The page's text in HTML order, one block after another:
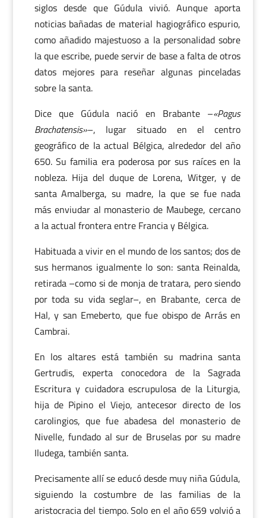
siglos desde que Gúdula vivió. Aunque aporta
noticias bañadas de material hagiográfico espurio,
como añadido majestuoso a la personalidad sobre
la que escribe, puede servir de base a falta de otros
datos mejores para reseñar algunas pinceladas
sobre la santa.
Dice que Gúdula nació en Brabante –«Pagus
Brachatensis»–, lugar situado en el centro
geográfico de la actual Bélgica, alrededor del año
650. Su familia era poderosa por sus raíces en la
nobleza. Hija del duque de Lorena, Witger, y de
santa Amalberga, su madre, la que se fue nada
más enviudar al monasterio de Maubege, cercano
a la actual frontera entre Francia y Bélgica.
Habituada a vivir en el mundo de los santos; dos de
sus hermanos igualmente lo son: santa Reinalda,
retirada –como si de monja de tratara, pero siendo
por toda su vida seglar–, en Brabante, cerca de
Hal, y san Emeberto, que fue obispo de Arrás en
Cambrai.
En los altares está también su madrina santa
Gertrudis, experta conocedora de la Sagrada
Escritura y cuidadora escrupulosa de la Liturgia,
hija de Pipino el Viejo, antecesor directo de los
carolingios, que fue abadesa del monasterio de
Nivelle, fundado al sur de Bruselas por su madre
Iludega, también santa.
Precisamente allí se educó desde muy niña Gúdula,
siguiendo la costumbre de las familias de la
aristocracia del tiempo. Solo en el año 659 volvió a